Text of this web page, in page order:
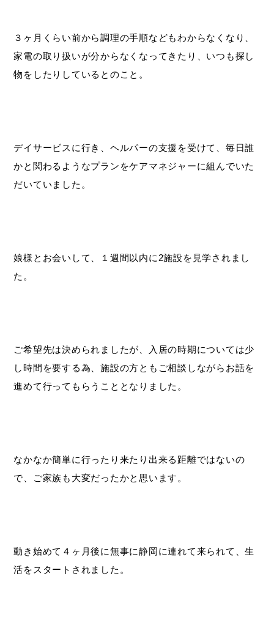
３ヶ月くらい前から調理の手順などもわからなくなり、
家電の取り扱いが分からなくなってきたり、いつも探し
物をしたりしているとのこと。
デイサービスに行き、ヘルパーの支援を受けて、毎日誰
かと関わるようなプランをケアマネジャーに組んでいた
だいていました。
娘様とお会いして、１週間以内に2施設を見学されまし
た。
ご希望先は決められましたが、入居の時期については少
し時間を要する為、施設の方ともご相談しながらお話を
進めて行ってもらうこととなりました。
なかなか簡単に行ったり来たり出来る距離ではないの
で、ご家族も大変だったかと思います。
動き始めて４ヶ月後に無事に静岡に連れて来られて、生
活をスタートされました。